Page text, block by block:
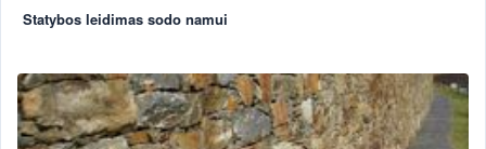
Statybos leidimas sodo namui